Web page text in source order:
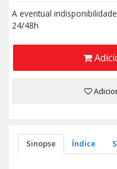
A eventual
24/48h
Sinopse Índice